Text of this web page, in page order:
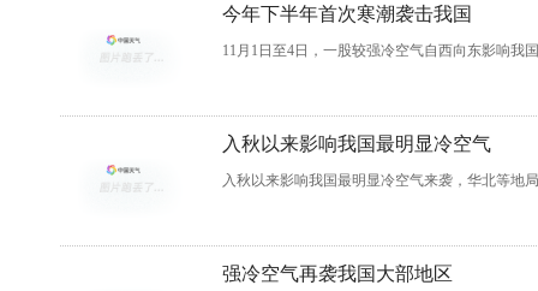
今年下半年首次寒潮袭击我国
11月1日至4日，一股较强冷空气自西向东影响我
入秋以来影响我国最明显冷空气
入秋以来影响我国最明显冷空气来袭，华北等地
强冷空气再袭我国大部地区